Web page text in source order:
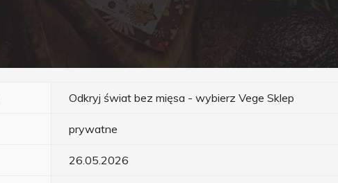
Odkryj świat bez mięsa - wybierz Vege Sklep
prywatne
26.05.2026